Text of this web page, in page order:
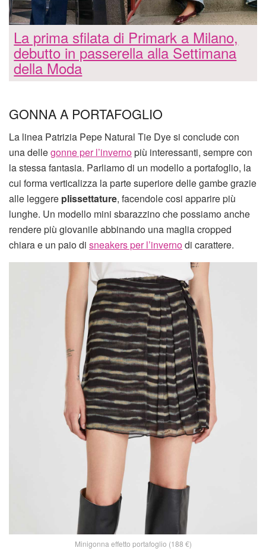
La prima sfilata di Primark a Milano,
debutto in passerella alla Settimana
della Moda
GONNA A PORTAFOGLIO
La linea Patrizia Pepe Natural Tie Dye si conclude con
una dellegonne per l’invernopiù interessanti, sempre con
la stessa fantasia. Parliamo di un modello a portafoglio, la
cui forma verticalizza la parte superiore delle gambe grazie
alle leggere plissettature, facendole cosi apparire più
lunghe. Un modello mini sbarazzino che possiamo anche
rendere più giovanile abbinando una maglia cropped
chiara e un paio di sneakers per l’invernodi carattere.
Minigonna effetto portafoglio (188 €)